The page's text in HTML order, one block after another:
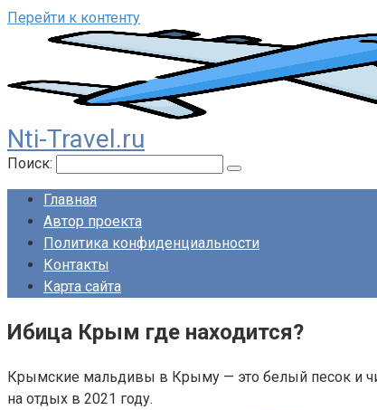
Перейти к контенту
Nti-Travel.ru
Поиск:
Главная
Автор проекта
Политика конфиденциальности
Контакты
Карта сайта
Ибица Крым где находится?
Крымские мальдивы в Крыму — это белый песок и
на отдых в 2021 году.